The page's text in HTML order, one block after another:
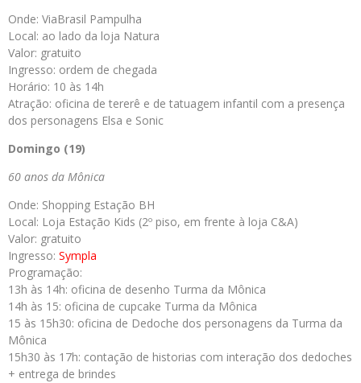
Onde: ViaBrasil Pampulha
Local: ao lado da loja Natura
Valor: gratuito
Ingresso: ordem de chegada
Horário: 10 às 14h
Atração: oficina de tererê e de tatuagem infantil com a presença
dos personagens Elsa e Sonic
Domingo (19)
60 anos da Mônica
Onde: Shopping Estação BH
Local: Loja Estação Kids (2º piso, em frente à loja C&A)
Valor: gratuito
Ingresso: Sympla
Programação:
13h às 14h: oficina de desenho Turma da Mônica
14h às 15: oficina de cupcake Turma da Mônica
15 às 15h30: oficina de Dedoche dos personagens da Turma da
Mônica
15h30 às 17h: contação de historias com interação dos dedoches
+ entrega de brindes